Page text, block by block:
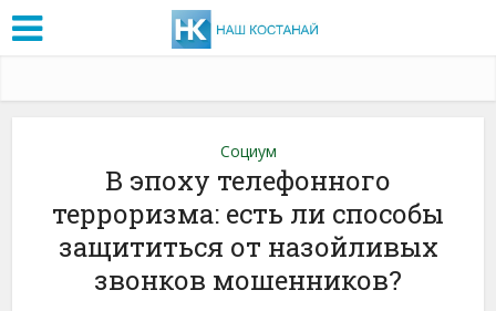
Социум
В эпоху телефонного
терроризма: есть ли способы
защититься от назойливых
звонков мошенников?